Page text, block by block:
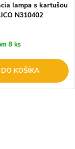
lampa s kartušou
N310402
8 ks
DO KOŠÍKA